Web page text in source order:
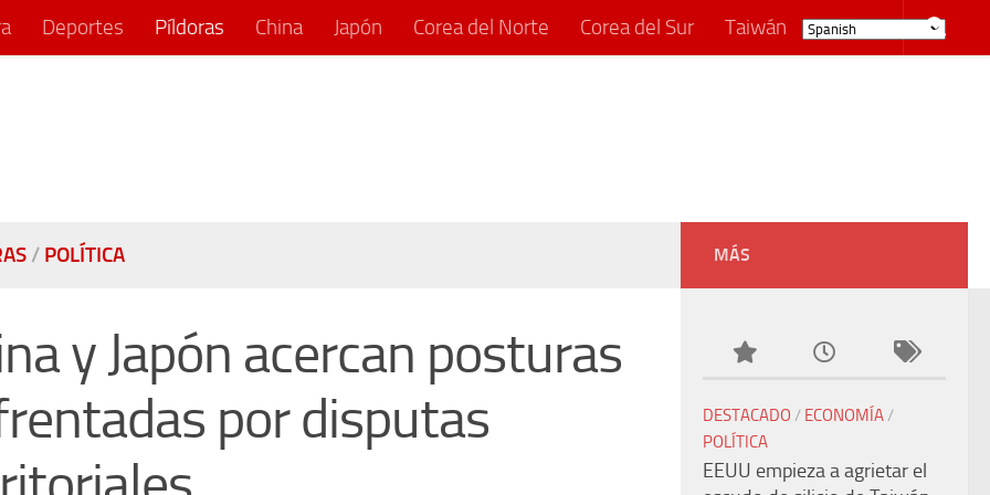
Deportes Píldoras China Japón Corea del Norte Corea del Sur Taiwán
/ POLÍTICA
y Japón acercan posturas
por disputas
MÁS
DESTACADO / ECONOMÍA/
POLÍTICA
EEUU empieza a agrietar el